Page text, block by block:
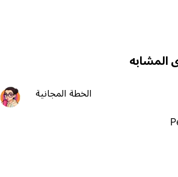
المشابه
الخطة المجانية